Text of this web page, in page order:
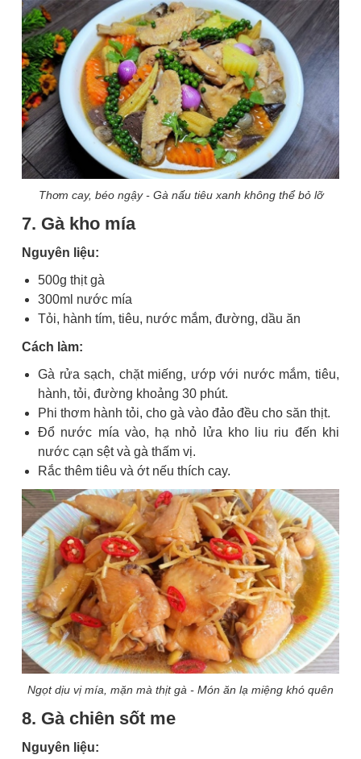
Thơm cay, béo ngậy - Gà nấu tiêu xanh không thể bỏ lỡ
7. Gà kho mía
Nguyên liệu:
500g thịt gà
300ml nước mía
Tỏi, hành tím, tiêu, nước mắm, đường, dầu ăn
Cách làm:
Gà rửa sạch, chặt miếng, ướp với nước mắm, tiêu,
hành, tỏi, đường khoảng 30 phút.
Phi thơm hành tỏi, cho gà vào đảo đều cho săn thịt.
Đổ nước mía vào, hạ nhỏ lửa kho liu riu đến khi
nước cạn sệt và gà thấm vị.
Rắc thêm tiêu và ớt nếu thích cay.
Ngọt dịu vị mía, mặn mà thịt gà - Món ăn lạ miệng khó quên
8. Gà chiên sốt me
Nguyên liệu: